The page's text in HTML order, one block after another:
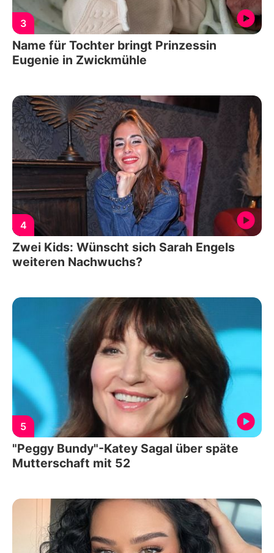
3
Name für Tochter bringt Prinzessin
Eugenie in Zwickmühle
4
Zwei Kids: Wünscht sich Sarah Engels
weiteren Nachwuchs?
5
"Peggy Bundy"-Katey Sagal über späte
Mutterschaft mit 52